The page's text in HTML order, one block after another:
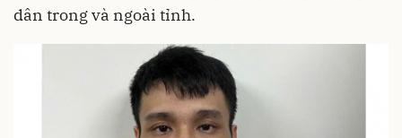
dân trong và ngoài tỉnh.